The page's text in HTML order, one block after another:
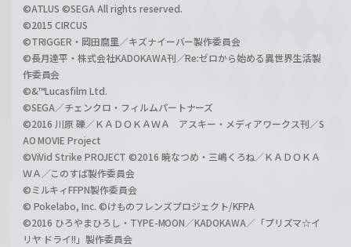
©ATLUS ©SEGA All rights reserved.
©2015 CIRCUS
©TRIGGER・岡田麿里／キズナイーバー製作委員会
©長月達平・株式会社KADOKAWA刊／Re:ゼロから始める異世界生活製
作委員会
©&™Lucasfilm Ltd.
©SEGA／チェンクロ・フィルムパートナーズ
©2016 川原 礫／ＫＡＤＯＫＡＷＡ アスキー・メディアワークス刊／S
AO MOVIE Project
©ViVid Strike PROJECT ©2016 暁なつめ・三嶋くろね／ＫＡＤＯＫＡ
ＷＡ／このすば製作委員会
©ミルキィFFPN製作委員会
© Pokelabo, Inc. ©けものフレンズプロジェクト/KFPA
©2016 ひろやまひろし・TYPE-MOON／KADOKAWA／「プリズマ☆イ
リヤ ドライ!!」製作委員会